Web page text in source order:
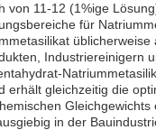
von 11-12 (1%ige
für
Industriereinigern
erhält gleichzeitig die
Gleichgewichts
in der